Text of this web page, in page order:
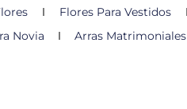
Flores Para Vestidos
Novia Arras Matrimoniales